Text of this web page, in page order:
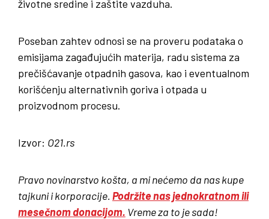
životne sredine i zaštite vazduha.
Poseban zahtev odnosi se na proveru podataka o
emisijama zagađujućih materija, radu sistema za
prečišćavanje otpadnih gasova, kao i eventualnom
korišćenju alternativnih goriva i otpada u
proizvodnom procesu.
Izvor: O21.rs
Pravo novinarstvo košta, a mi nećemo da nas kupe
tajkuni i korporacije. Podržite nas jednokratnom ili
mesečnom donacijom. Vreme za to je sada!